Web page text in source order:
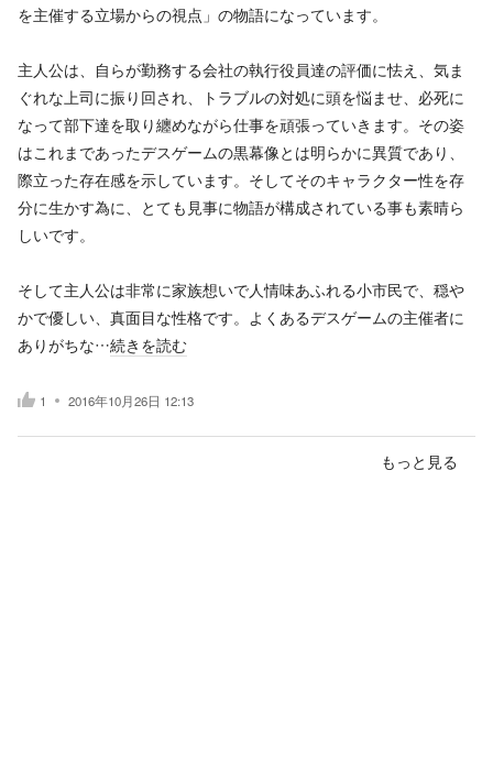
を主催する立場からの視点」の物語になっています。
主人公は、自らが勤務する会社の執行役員達の評価に怯え、気ま
ぐれな上司に振り回され、トラブルの対処に頭を悩ませ、必死に
なって部下達を取り纏めながら仕事を頑張っていきます。その姿
はこれまであったデスゲームの黒幕像とは明らかに異質であり、
際立った存在感を示しています。そしてそのキャラクター性を存
分に生かす為に、とても見事に物語が構成されている事も素晴ら
しいです。
そして主人公は非常に家族想いで人情味あふれる小市民で、穏や
かで優しい、真面目な性格です。よくあるデスゲームの主催者に
ありがちな…続きを読む
1 2016年10月26日 12:13
もっと見る